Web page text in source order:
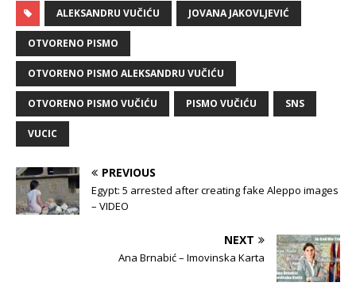
ALEKSANDRU VUČIĆU JOVANA JAKOVLJEVIĆ
OTVORENO PISMO
OTVORENO PISMO ALEKSANDRU VUČIĆU
OTVORENO PISMO VUČIĆU PISMO VUČIĆU SNS
VUCIC
PREVIOUS
Egypt: 5 arrested after creating fake Aleppo images
– VIDEO
NEXT
Ana Brnabić – Imovinska Karta